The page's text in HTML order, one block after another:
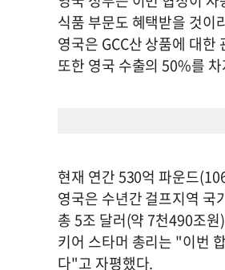
식품 부문도 혜택받을 것이
영국은 GCC산 상품에 대
또한 영국 수출의 50%를
현재 연간 530억 파운드
영국은 수년간 걸프지역 국
총 5조 달러(약 7천490조원
키어 스타머 총리는 "이번
다"고 자평했다.